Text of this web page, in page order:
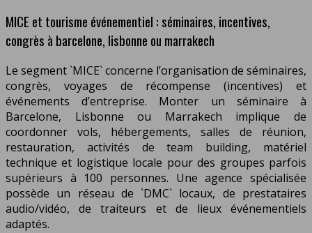
MICE et tourisme événementiel : séminaires, incentives,
congrès à barcelone, lisbonne ou marrakech
Le segment `MICE` concerne l’organisation de séminaires,
congrès, voyages de récompense (incentives) et
événements d’entreprise. Monter un séminaire à
Barcelone, Lisbonne ou Marrakech implique de
coordonner vols, hébergements, salles de réunion,
restauration, activités de team building, matériel
technique et logistique locale pour des groupes parfois
supérieurs à 100 personnes. Une agence spécialisée
possède un réseau de `DMC` locaux, de prestataires
audio/vidéo, de traiteurs et de lieux événementiels
adaptés.